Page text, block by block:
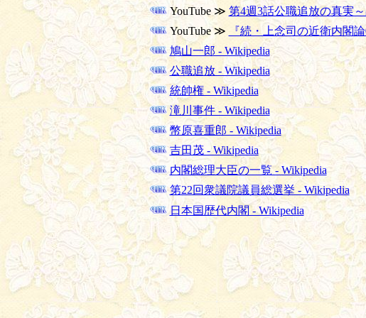
YouTube ≫ 第4週3話公職追放の真実
YouTube ≫
『続・上念司の近衛内閣
鳩山一郎 - Wikipedia
公職追放 - Wikipedia
統帥権 - Wikipedia
滝川事件 - Wikipedia
幣原喜重郎 - Wikipedia
吉田茂 - Wikipedia
内閣総理大臣の一覧 - Wikipedia
第22回衆議院議員総選挙 - Wikipedia
日本国歴代内閣 - Wikipedia